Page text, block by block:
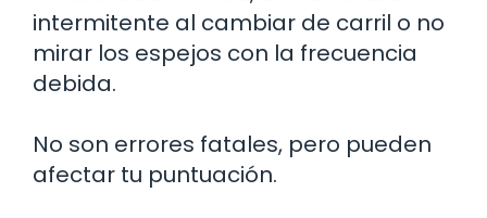
intermitente al cambiar de carril o no
mirar los espejos con la frecuencia
debida.
No son errores fatales, pero pueden
afectar tu puntuación.